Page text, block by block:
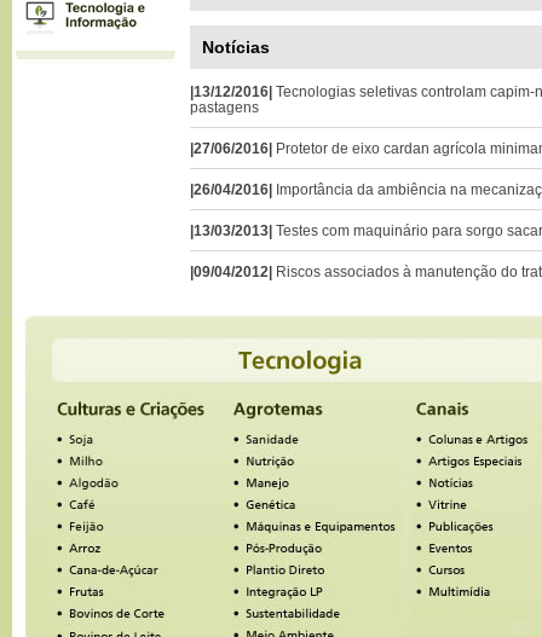
Notícias
|13/12/2016| Tecnologias seletivas controlam
pastagens
|27/06/2016| Protetor de eixo cardan agrícola
|26/04/2016| Importância da ambiência na
|13/03/2013| Testes com maquinário para sorgo
|09/04/2012| Riscos associados à manutenção do